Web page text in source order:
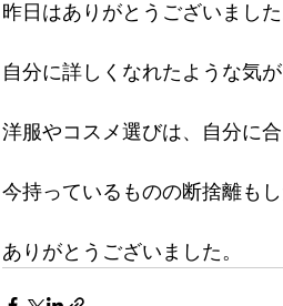
昨日はありがとうございました
自分に詳しくなれたような気
洋服やコスメ選びは、自分に
今持っているものの断捨離もし
ありがとうございました。